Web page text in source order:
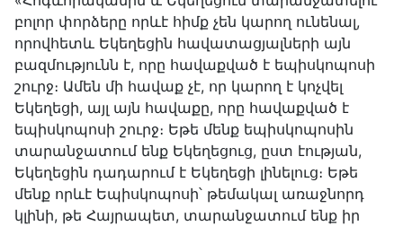
բոլոր փորձերը որևէ հիմք չեն կարող ունենալ,
որովհետև Եկեղեցին հավատացյալների այն
բազմությունն է, որը հավաքված է եպիսկոպոսի
շուրջ։ Ամեն մի հավաք չէ, որ կարող է կոչվել
Եկեղեցի, այլ այն հավաքը, որը հավաքված է
եպիսկոպոսի շուրջ։ Եթե մենք եպիսկոպոսին
տարանջատում ենք Եկեղեցուց, ըստ էության,
Եկեղեցին դադարում է Եկեղեցի լինելուց։ Եթե
մենք որևէ Եպիսկոպոսի՝ թեմակալ առաջնորդ
կլինի, թե Հայրապետ, տարանջատում ենք իր